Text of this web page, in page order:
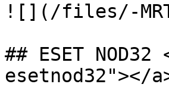
![](/files/-
## ESET
esetnod32"></